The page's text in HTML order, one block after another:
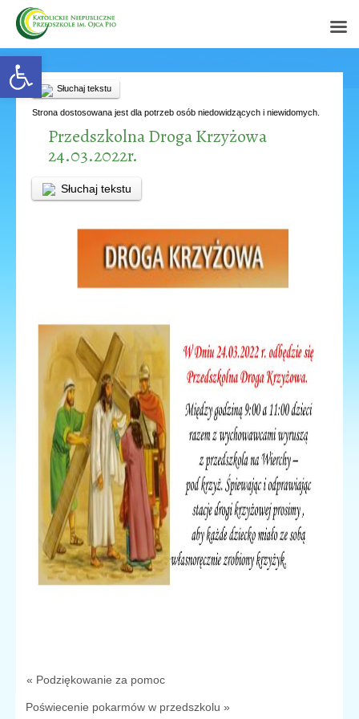
Open toolbar
Słuchaj tekstu
Strona dostosowana jest dla potrzeb osób niedowidzących i niewidomych.
Przedszkolna Droga Krzyżowa
24.03.2022r.
Słuchaj tekstu
« Podziękowanie za pomoc
Poświecenie pokarmów w przedszkolu »